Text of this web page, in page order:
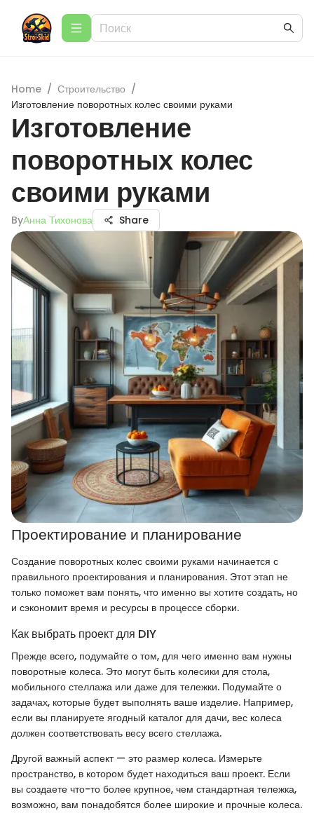
Home / Строительство /
Изготовление поворотных колес своими руками
Изготовление
поворотных колес
своими руками
ByАнна Тихонова Share
Проектирование и планирование
Создание поворотных колес своими руками начинается с
правильного проектирования и планирования. Этот этап не
только поможет вам понять, что именно вы хотите создать, но
и сэкономит время и ресурсы в процессе сборки.
Как выбрать проект для DIY
Прежде всего, подумайте о том, для чего именно вам нужны
поворотные колеса. Это могут быть колесики для стола,
мобильного стеллажа или даже для тележки. Подумайте о
задачах, которые будет выполнять ваше изделие. Например,
если вы планируете ягодный каталог для дачи, вес колеса
должен соответствовать весу всего стеллажа.
Другой важный аспект — это размер колеса. Измерьте
пространство, в котором будет находиться ваш проект. Если
вы создаете что-то более крупное, чем стандартная тележка,
возможно, вам понадобятся более широкие и прочные колеса.